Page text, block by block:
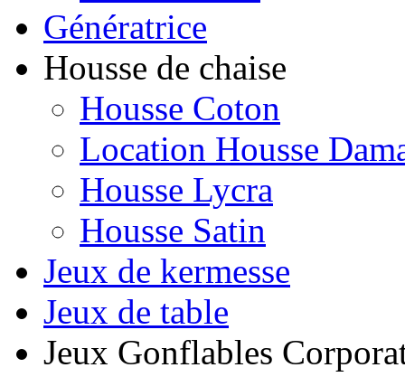
Génératrice
Housse de chaise
Housse Coton
Location Housse
Housse Lycra
Housse Satin
Jeux de kermesse
Jeux de table
Jeux Gonflables